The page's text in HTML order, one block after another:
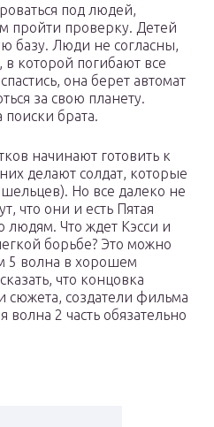
под людей,
пройти проверку. Детей
базу. Люди не согласны,
в которой погибают все
она берет автомат
за свою планету.
поиски брата.
начинают готовить к
делают солдат, которые
Но все далеко не
что они и есть Пятая
людям. Что ждет Кэсси и
борьбе? Это можно
5 волна в хорошем
что концовка
сюжета, создатели фильма
волна 2 часть обязательно